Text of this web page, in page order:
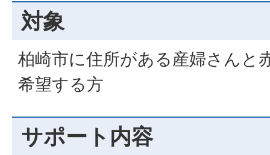
対象
柏崎市に住所がある産婦さんと
希望する方
サポート内容